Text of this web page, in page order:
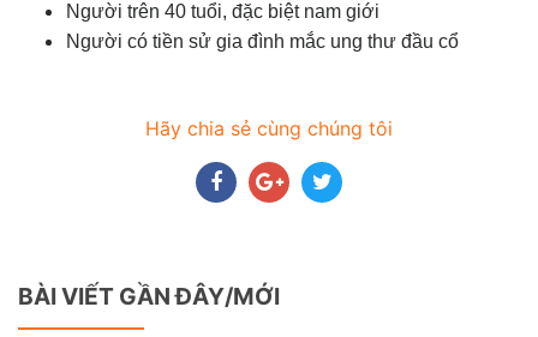
Người trên 40 tuổi, đặc biệt nam giới
Người có tiền sử gia đình mắc ung thư đầu cổ
Hãy chia sẻ cùng chúng tôi
BÀI VIẾT GẦN ĐÂY/MỚI